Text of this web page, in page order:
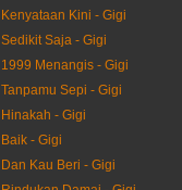
Kenyataan Kini - Gigi
Sedikit Saja - Gigi
1999 Menangis - Gigi
Tanpamu Sepi - Gigi
Hinakah - Gigi
Baik - Gigi
Dan Kau Beri - Gigi